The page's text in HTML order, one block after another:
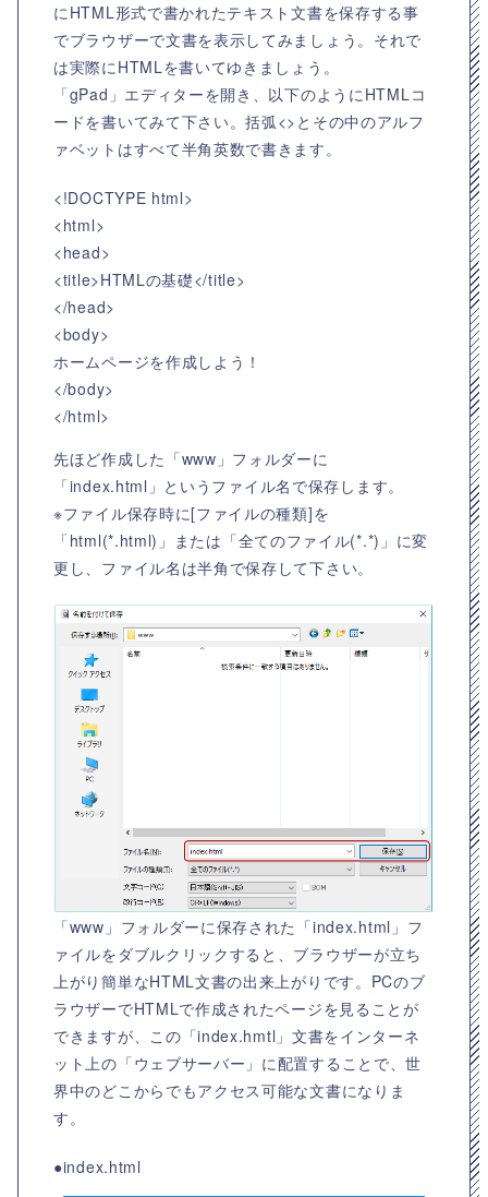
にHTML形式で書かれたテキスト文書を保存する事
でブラウザーで文書を表示してみましょう。それで
は実際にHTMLを書いてゆきましょう。
「gPad」エディターを開き、以下のようにHTMLコ
ードを書いてみて下さい。括弧<>とその中のアルフ
ァベットはすべて半角英数で書きます。
<!DOCTYPE html>
<html>
<head>
<title>HTMLの基礎</title>
</head>
<body>
ホームページを作成しよう！
</body>
</html>
先ほど作成した「www」フォルダーに
「index.html」というファイル名で保存します。
※ファイル保存時に[ファイルの種類]を
「html(*.html)」または「全てのファイル(*.*)」に変
更し、ファイル名は半角で保存して下さい。
「www」フォルダーに保存された「index.html」フ
ァイルをダブルクリックすると、ブラウザーが立ち
上がり簡単なHTML文書の出来上がりです。PCのブ
ラウザーでHTMLで作成されたページを見ることが
できますが、この「index.hmtl」文書をインターネ
ット上の「ウェブサーバー」に配置することで、世
界中のどこからでもアクセス可能な文書になりま
す。
●index.html